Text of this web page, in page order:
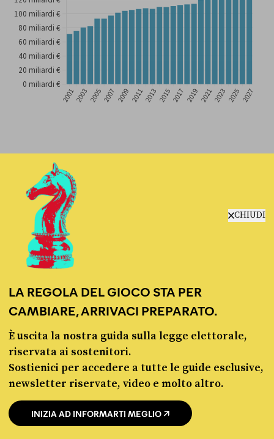
Bisogna però specificare che il dibattito
politico sul finanziamento della sanità non
anche il rapporto tra il finanziamento e il
Prodotto interno lordo (PIL), e tenendo conto
dell’inflazione. Questi dati sono utili per capire
quanto pesa la sanità sull’economia. Come
abbiamo spiegatoin questo articolo
CHIUDI
LA REGOLA DEL GIOCO STA PER
CAMBIARE, ARRIVACI PREPARATO.
È uscita la nostra guida sulla legge elettorale,
riservata ai sostenitori.
Sostienici per accedere a tutte le guide esclusive,
newsletter riservate, video e molto altro.
INIZIA AD INFORMARTI MEGLIO